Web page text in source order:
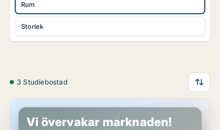
Rum
Storlek
3 Studiebostad
Rum i Vallentuna
Vi övervakar marknaden!